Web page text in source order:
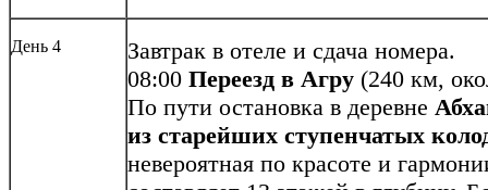
День 4
Завтрак в отеле и сдача номера.
08:00 Переезд в Агру (240 км,
По пути остановка в деревне
из старейших ступенчатых
невероятная по красоте и